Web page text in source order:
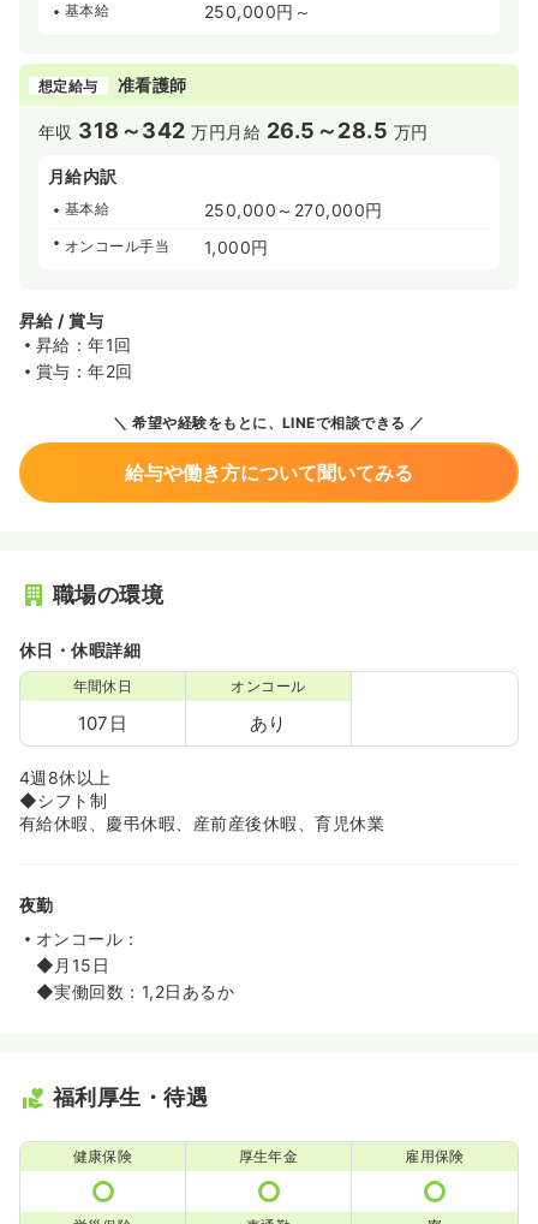
基本給 250,000円～
想定給与 准看護師
年収 318～342 万円 月給 26.5～28.5 万円
月給内訳
基本給 250,000～270,000円
オンコール手当 1,000円
昇給 / 賞与
昇給：年1回
賞与：年2回
希望や経験をもとに、LINEで相談できる
給与や働き方について聞いてみる
職場の環境
休日・休暇詳細
年間休日
107日
オンコール
あり
4週8休以上
◆シフト制
有給休暇、慶弔休暇、産前産後休暇、育児休業
夜勤
オンコール：
◆月15日
◆実働回数：1,2日あるか
福利厚生・待遇
健康保険 厚生年金 雇用保険